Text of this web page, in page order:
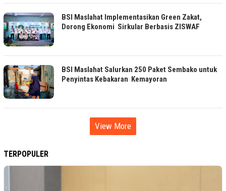
BSI Maslahat Implementasikan Green Zakat,
Dorong Ekonomi Sirkular Berbasis ZISWAF
BSI Maslahat Salurkan 250 Paket Sembako untuk
Penyintas Kebakaran Kemayoran
View More
TERPOPULER